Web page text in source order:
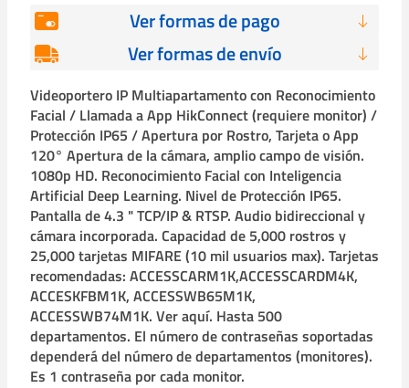
Ver formas de pago
Ver formas de envío
Videoportero IP Multiapartamento con Reconocimiento
Facial / Llamada a App HikConnect (requiere monitor) /
Protección IP65 / Apertura por Rostro, Tarjeta o App
120° Apertura de la cámara, amplio campo de visión.
1080p HD. Reconocimiento Facial con Inteligencia
Artificial Deep Learning. Nivel de Protección IP65.
Pantalla de 4.3 " TCP/IP & RTSP. Audio bidireccional y
cámara incorporada. Capacidad de 5,000 rostros y
25,000 tarjetas MIFARE (10 mil usuarios max). Tarjetas
recomendadas: ACCESSCARM1K,ACCESSCARDM4K,
ACCESKFBM1K, ACCESSWB65M1K,
ACCESSWB74M1K. Ver aquí. Hasta 500
departamentos. El número de contraseñas soportadas
dependerá del número de departamentos (monitores).
Es 1 contraseña por cada monitor.